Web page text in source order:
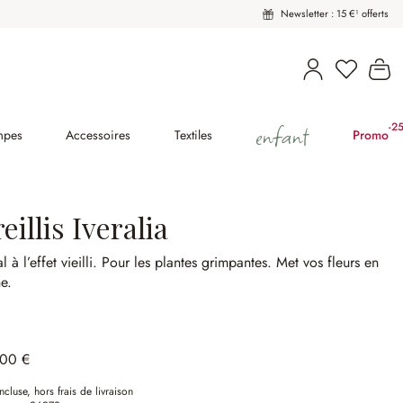
Newsletter : 15 €¹ offerts
Vous
Accessoires Textiles enfant Promo-
Iveralia
à l’effet vieilli. Pour les plantes grimpantes.Met vos fleurs en
€
hors frais de livraison